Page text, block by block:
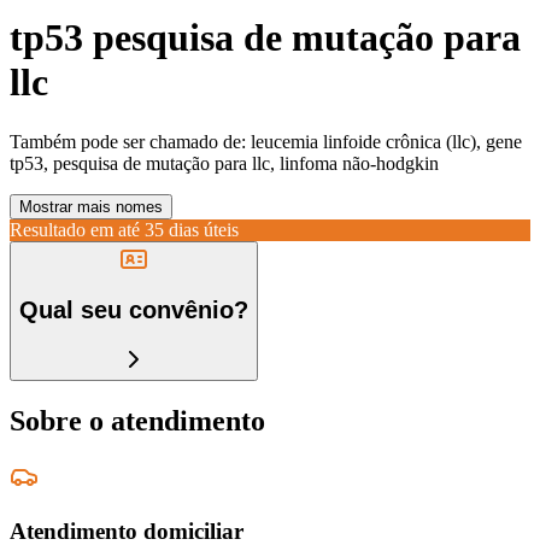
tp53 pesquisa de mutação para
llc
Também pode ser chamado de: leucemia linfoide crônica (llc), gene
tp53, pesquisa de mutação para llc, linfoma não-hodgkin
Mostrar mais nomes
Resultado em até 35 dias úteis
Qual seu convênio?
Sobre o atendimento
Atendimento domiciliar